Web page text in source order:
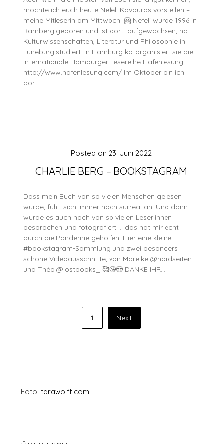
möchte ich euch heute Nefeli Kavouras vorstellen –
meine Mitleserin am Mittwoch! 🤗 Nefeli wurde 1996 in
Bamberg geboren und ist dort aufgewachsen, hat
Kulturwissenschaften, Literatur und Philosophie in
Lüneburg studiert. In Hamburg ko-organisiert sie die
internationale Hamburger Lesereihe Hafenlesung.
http://www.hafenlesung.com/ Im Oktober bin ich
dort…
CHARLIE BERG – BOOKSTAGRAM
Posted on 23. Juni 2022
Dass mein Buch von so vielen Menschen gelesen
wurde, fühlt sich immer noch surreal an. Und dann
wurde es auch noch von so vielen Leser:innen
besprochen und fotografiert … das hat mir echt
durch die Pandemie geholfen. Hier eine kleine
#bookstagram-Sammlung und zwei besonders
schöne Videoausschnitte, von Mareike @nordseiten
und Théo @lostbooks_ 🥰😘😍 DANKE IHR…
Seitennummerierung
1 Next
Foto:tarawolff.com